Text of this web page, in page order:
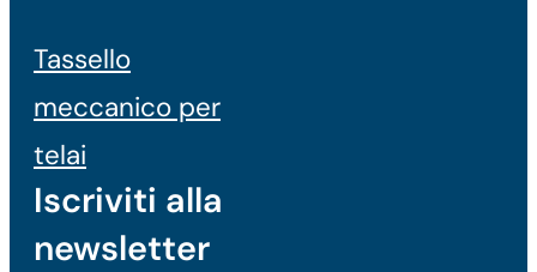
Tassello
meccanico per
telai
Iscriviti alla
newsletter